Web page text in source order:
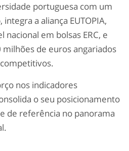
portuguesa com um
a aliança EUTOPIA,
nacional em bolsas ERC, e
de euros angariados
nos indicadores
o seu posicionamento
de referência no panorama